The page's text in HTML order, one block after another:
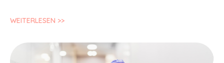
WEITERLESEN >>